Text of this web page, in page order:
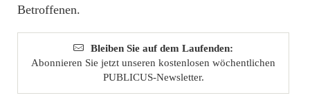
Betroffenen.
Bleiben Sie auf dem Laufenden:
Abonnieren Sie jetzt unseren kostenlosen wöchentlichen
PUBLICUS-Newsletter.